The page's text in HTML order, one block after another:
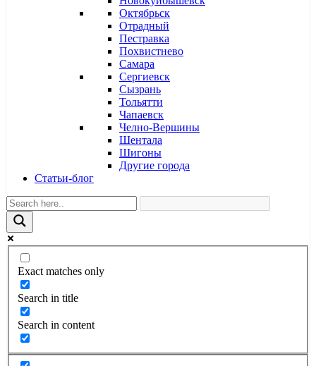
Октябрьск
Отрадный
Пестравка
Похвистнево
Самара
Сергиевск
Сызрань
Тольятти
Чапаевск
Челно-Вершины
Шентала
Шигоны
Другие города
Статьи-блог
Exact matches only
Search in title
Search in content